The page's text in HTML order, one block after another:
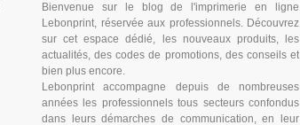
Bienvenue sur le blog de l'imprimerie en ligne
Lebonprint, réservée aux professionnels. Découvrez
sur cet espace dédié, les nouveaux produits, les
actualités, des codes de promotions, des conseils et
bien plus encore.
Lebonprint accompagne depuis de nombreuses
années les professionnels tous secteurs confondus
dans leurs démarches de communication, en leur